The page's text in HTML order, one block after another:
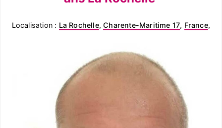
Localisation : La Rochelle,Charente-Maritime 17, France,